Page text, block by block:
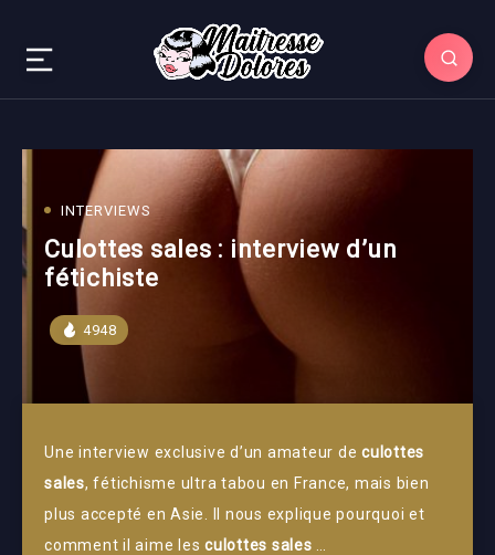
INTERVIEWS
Culottes sales : interview d’un
fétichiste
4948
Une interview exclusive d’un amateur de culottes
sales, fétichisme ultra tabou en France, mais bien
plus accepté en Asie. Il nous explique pourquoi et
comment il aime les culottes sales